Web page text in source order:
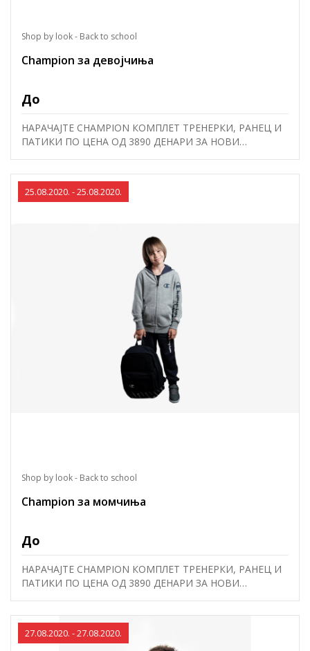
Shop by look - Back to school
Champion за девојчиња
До
НАРАЧАЈТЕ CHAMPION КОМПЛЕТ ТРЕНЕРКИ, РАНЕЦ И
ПАТИКИ ПО ЦЕНА ОД 3890 ДЕНАРИ ЗА НОВИ
Champion училишен старт по цена од 3890 денари.
Shop by look - Back to school
25.08.2020. - 25.08.2020.
Champion за момчиња
До
НАРАЧАЈТЕ CHAMPION КОМПЛЕТ ТРЕНЕРКИ, РАНЕЦ И
ПАТИКИ ПО ЦЕНА ОД 3890 ДЕНАРИ ЗА НОВИ
Champion училишен старт по цена од 3890 денари.
27.08.2020. - 27.08.2020.